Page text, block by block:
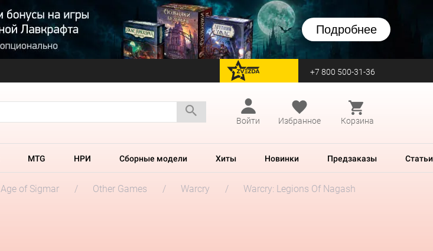
Подробнее
перейти на Zvezda +7 800 500-31-36
Войти
Избранное Корзина
MTG НРИ Сборные модели Хиты Новинки Предзаказы Статьи
Age of Sigmar Other Games Warcry Warcry: Legions Of Nagash